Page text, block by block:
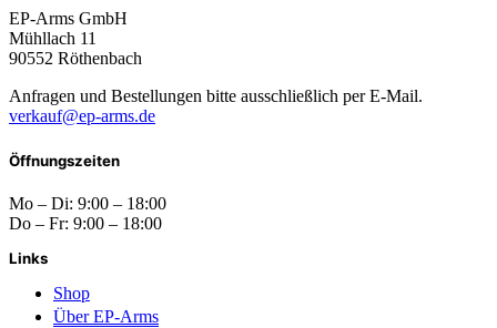
EP-Arms GmbH
Mühllach 11
90552 Röthenbach
Anfragen und Bestellungen bitte ausschließlich per E-Mail.
verkauf@ep-arms.de
Öffnungszeiten
Mo – Di: 9:00 – 18:00
Do – Fr: 9:00 – 18:00
Links
Shop
Über EP-Arms